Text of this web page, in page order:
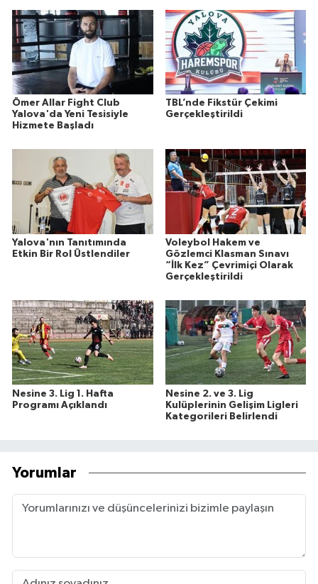
Ömer Allar Fight Club
Yalova'da Yeni Tesisiyle
Hizmete Başladı
TBL’nde Fikstür Çekimi
Gerçekleştirildi
Yalova'nın Tanıtımında
Etkin Bir Rol Üstlendiler
Voleybol Hakem ve
Gözlemci Klasman Sınavı
“İlk Kez” Çevrimiçi Olarak
Gerçekleştirildi
Nesine 3. Lig 1. Hafta
Programı Açıklandı
Nesine 2. ve 3. Lig
Kulüplerinin Gelişim Ligleri
Kategorileri Belirlendi
Yorumlar